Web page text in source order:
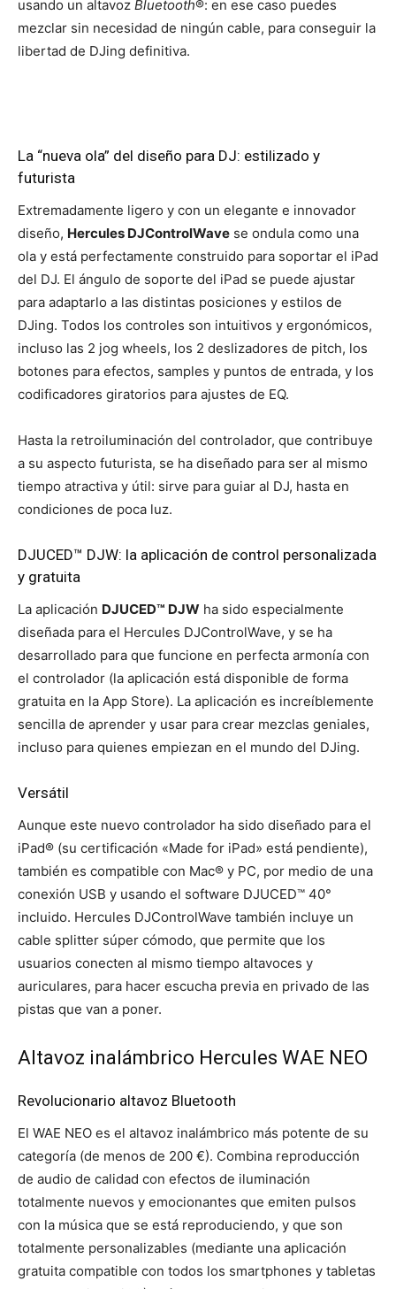
usando un altavoz Bluetooth®: en ese caso puedes
mezclar sin necesidad de ningún cable, para conseguir la
libertad de DJing definitiva.
La “nueva ola” del diseño para DJ: estilizado y
futurista
Extremadamente ligero y con un elegante e innovador
diseño, Hercules DJControlWave se ondula como una
ola y está perfectamente construido para soportar el iPad
del DJ. El ángulo de soporte del iPad se puede ajustar
para adaptarlo a las distintas posiciones y estilos de
DJing. Todos los controles son intuitivos y ergonómicos,
incluso las 2 jog wheels, los 2 deslizadores de pitch, los
botones para efectos, samples y puntos de entrada, y los
codificadores giratorios para ajustes de EQ.
Hasta la retroiluminación del controlador, que contribuye
a su aspecto futurista, se ha diseñado para ser al mismo
tiempo atractiva y útil: sirve para guiar al DJ, hasta en
condiciones de poca luz.
DJUCED™ DJW: la aplicación de control personalizada
y gratuita
La aplicación DJUCED™ DJW ha sido especialmente
diseñada para el Hercules DJControlWave, y se ha
desarrollado para que funcione en perfecta armonía con
el controlador (la aplicación está disponible de forma
gratuita en la App Store). La aplicación es increíblemente
sencilla de aprender y usar para crear mezclas geniales,
incluso para quienes empiezan en el mundo del DJing.
Versátil
Aunque este nuevo controlador ha sido diseñado para el
iPad® (su certificación «Made for iPad» está pendiente),
también es compatible con Mac® y PC, por medio de una
conexión USB y usando el software DJUCED™ 40°
incluido. Hercules DJControlWave también incluye un
cable splitter súper cómodo, que permite que los
usuarios conecten al mismo tiempo altavoces y
auriculares, para hacer escucha previa en privado de las
pistas que van a poner.
Altavoz inalámbrico Hercules WAE NEO
Revolucionario altavoz Bluetooth
El WAE NEO es el altavoz inalámbrico más potente de su
categoría (de menos de 200 €). Combina reproducción
de audio de calidad con efectos de iluminación
totalmente nuevos y emocionantes que emiten pulsos
con la música que se está reproduciendo, y que son
totalmente personalizables (mediante una aplicación
gratuita compatible con todos los smartphones y tabletas